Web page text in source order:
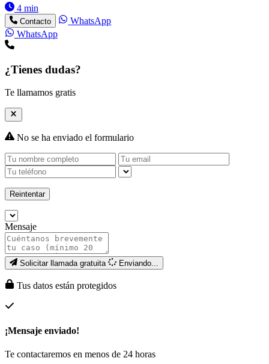
4 min
Contacto
WhatsApp
WhatsApp
¿Tienes dudas?
Te llamamos gratis
No se ha enviado el formulario
Reintentar
Mensaje
Solicitar llamada gratuita Enviando...
Tus datos están protegidos
¡Mensaje enviado!
Te contactaremos en menos de 24 horas